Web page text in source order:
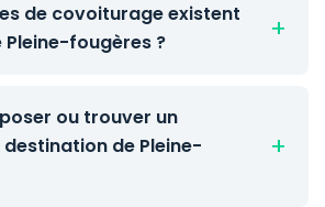
de covoiturage existent
fougères ?
ou trouver un
de Pleine-